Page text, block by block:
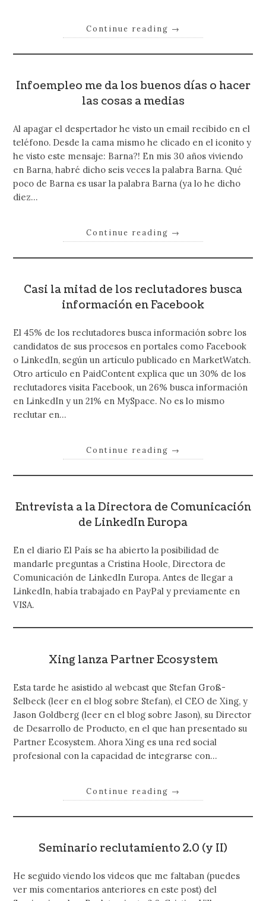
Continue reading →
Infoempleo me da los buenos días o hacer
las cosas a medias
Al apagar el despertador he visto un email recibido en el
teléfono. Desde la cama mismo he clicado en el iconito y
he visto este mensaje: Barna?! En mis 30 años viviendo
en Barna, habré dicho seis veces la palabra Barna. Qué
poco de Barna es usar la palabra Barna (ya lo he dicho
diez…
Continue reading →
Casi la mitad de los reclutadores busca
información en Facebook
El 45% de los reclutadores busca información sobre los
candidatos de sus procesos en portales como Facebook
o LinkedIn, según un artículo publicado en MarketWatch.
Otro artículo en PaidContent explica que un 30% de los
reclutadores visita Facebook, un 26% busca información
en LinkedIn y un 21% en MySpace. No es lo mismo
reclutar en…
Continue reading →
Entrevista a la Directora de Comunicación
de LinkedIn Europa
En el diario El País se ha abierto la posibilidad de
mandarle preguntas a Cristina Hoole, Directora de
Comunicación de LinkedIn Europa. Antes de llegar a
LinkedIn, había trabajado en PayPal y previamente en
VISA.
Xing lanza Partner Ecosystem
Esta tarde he asistido al webcast que Stefan Groß-
Selbeck (leer en el blog sobre Stefan), el CEO de Xing, y
Jason Goldberg (leer en el blog sobre Jason), su Director
de Desarrollo de Producto, en el que han presentado su
Partner Ecosystem. Ahora Xing es una red social
profesional con la capacidad de integrarse con…
Continue reading →
Seminario reclutamiento 2.0 (y II)
He seguido viendo los videos que me faltaban (puedes
ver mis comentarios anteriores en este post) del